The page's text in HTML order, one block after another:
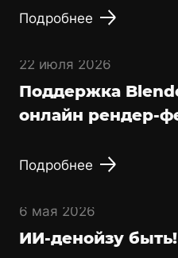
Подробнее
22 июля 2026
Поддержка
онлайн рендер-
Подробнее
6 мая 2026
ИИ-денойзу быть!